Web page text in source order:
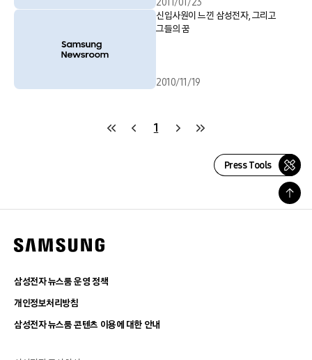
2011/01/23
신입사원이 느낀 삼성전자, 그리고
그들의 꿈
2010/11/19
1
Press Tools
삼성전자 뉴스룸 운영 정책
개인정보처리방침
삼성전자 뉴스룸 콘텐츠 이용에 대한 안내